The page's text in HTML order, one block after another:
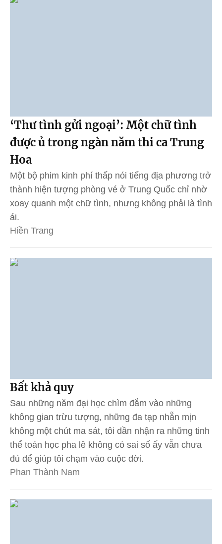
‘Thư tình gửi ngoại’: Một chữ tình
được ủ trong ngàn năm thi ca Trung
Hoa
Một bộ phim kinh phí thấp nói tiếng địa phương trở
thành hiện tượng phòng vé ở Trung Quốc chỉ nhờ
xoay quanh một chữ tình, nhưng không phải là tình
ái.
Hiền Trang
Bất khả quy
Sau những năm đại học chìm đắm vào những
không gian trừu tượng, những đa tạp nhẵn mịn
không một chút ma sát, tôi dần nhận ra những tinh
thể toán học pha lê không có sai số ấy vẫn chưa
đủ để giúp tôi chạm vào cuộc đời.
Phan Thành Nam